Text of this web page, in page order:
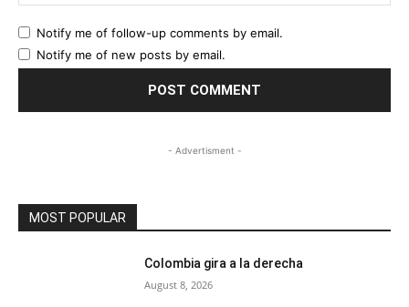
Notify me of follow-up comments by email.
Notify me of new posts by email.
- Advertisment -
MOST POPULAR
Colombia gira a la derecha
August 8, 2026